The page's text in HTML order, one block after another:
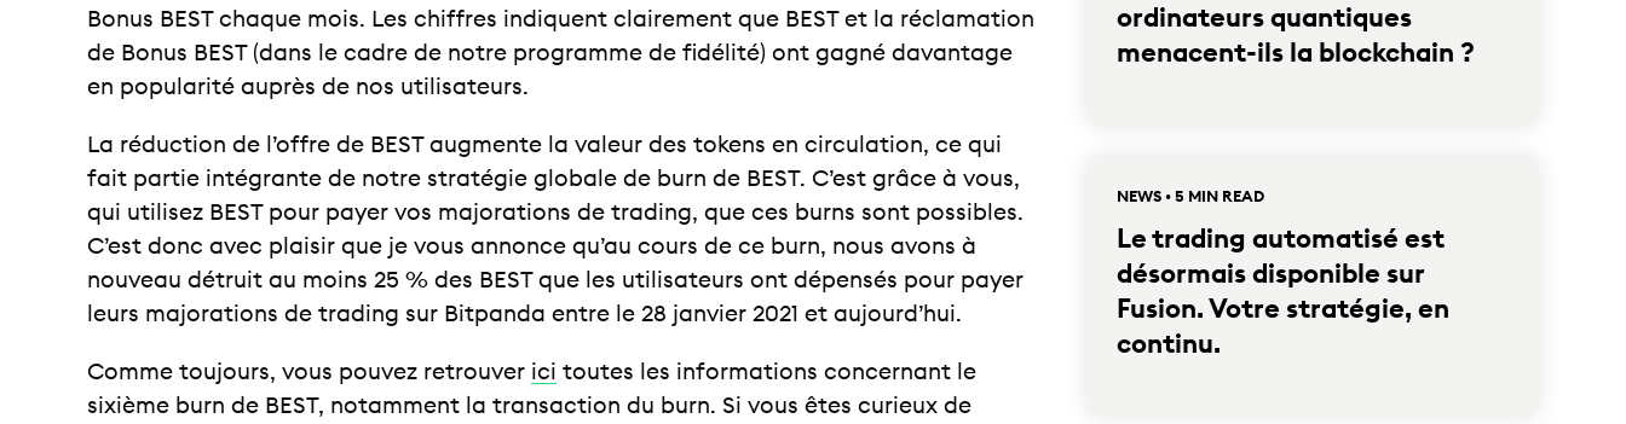
Bonus BEST chaque mois. Les chiffres indiquent clairement que BEST et la réclamation
de Bonus BEST (dans le cadre de notre programme de fidélité) ont gagné davantage
en popularité auprès de nos utilisateurs.
La réduction de l’offre de BEST augmente la valeur des tokens en circulation, ce qui
fait partie intégrante de notre stratégie globale de burn de BEST. C’est grâce à vous,
qui utilisez BEST pour payer vos majorations de trading, que ces burns sont possibles.
C’est donc avec plaisir que je vous annonce qu’au cours de ce burn, nous avons à
nouveau détruit au moins 25 % des BEST que les utilisateurs ont dépensés pour payer
leurs majorations de trading sur Bitpanda entre le 28 janvier 2021 et aujourd’hui.
Comme toujours, vous pouvez retrouver ici toutes les informations concernant le
sixième burn de BEST, notamment la transaction du burn. Si vous êtes curieux de
ordinateurs quantiques
menacent-ils la blockchain ?
NEWS • 5 MIN READ
Le trading automatisé est
désormais disponible sur
Fusion. Votre stratégie, en
continu.